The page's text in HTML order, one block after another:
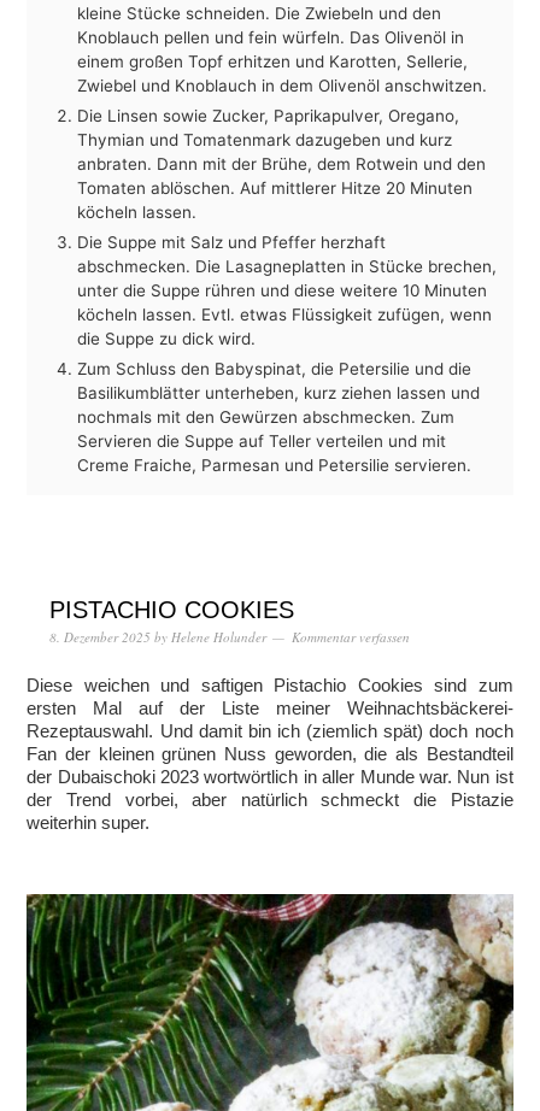
kleine Stücke schneiden. Die Zwiebeln und den
Knoblauch pellen und fein würfeln. Das Olivenöl in
einem großen Topf erhitzen und Karotten, Sellerie,
Zwiebel und Knoblauch in dem Olivenöl anschwitzen.
Die Linsen sowie Zucker, Paprikapulver, Oregano,
Thymian und Tomatenmark dazugeben und kurz
anbraten. Dann mit der Brühe, dem Rotwein und den
Tomaten ablöschen. Auf mittlerer Hitze 20 Minuten
köcheln lassen.
Die Suppe mit Salz und Pfeffer herzhaft
abschmecken. Die Lasagneplatten in Stücke brechen,
unter die Suppe rühren und diese weitere 10 Minuten
köcheln lassen. Evtl. etwas Flüssigkeit zufügen, wenn
die Suppe zu dick wird.
Zum Schluss den Babyspinat, die Petersilie und die
Basilikumblätter unterheben, kurz ziehen lassen und
nochmals mit den Gewürzen abschmecken. Zum
Servieren die Suppe auf Teller verteilen und mit
Creme Fraiche, Parmesan und Petersilie servieren.
PISTACHIO COOKIES
8. Dezember 2025 by Helene Holunder Kommentar verfassen
Diese weichen und saftigen Pistachio Cookies sind zum
ersten Mal auf der Liste meiner Weihnachtsbäckerei-
Rezeptauswahl. Und damit bin ich (ziemlich spät) doch noch
Fan der kleinen grünen Nuss geworden, die als Bestandteil
der Dubaischoki 2023 wortwörtlich in aller Munde war. Nun ist
der Trend vorbei, aber natürlich schmeckt die Pistazie
weiterhin super.